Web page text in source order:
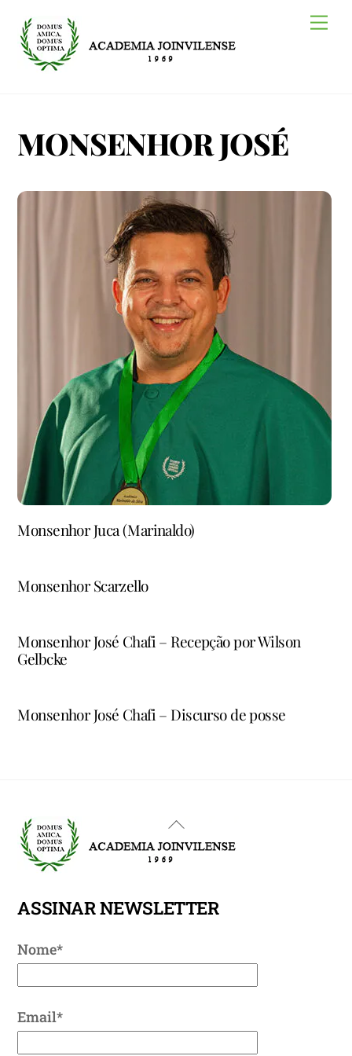
content
MONSENHOR JOSÉ
Monsenhor Juca (Marinaldo)
Monsenhor Scarzello
Monsenhor José Chafi – Recepção por Wilson
Gelbcke
Monsenhor José Chafi – Discurso de posse
Back
To
ASSINAR NEWSLETTER
Nome*
Email*